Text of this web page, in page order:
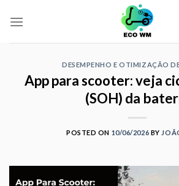
DESEMPENHO E OTIMIZAÇÃO
App para scooter: veja
(SOH) da
POSTED ON 10/06/2026 BY